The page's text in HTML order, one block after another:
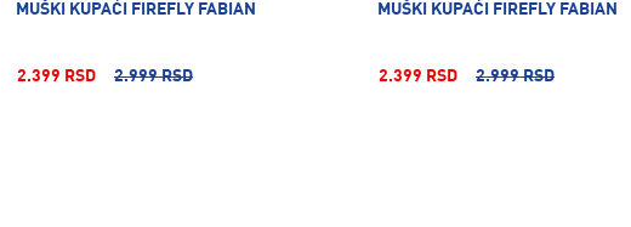
MUŠKI KUPAĆI FIREFLY FABIAN
2.399 RSD 2.999 RSD
MUŠKI KUPAĆI FIREFLY FABIAN
2.399 RSD 2.999 RSD